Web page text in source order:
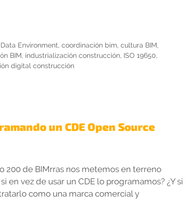
Environment, coordinación bim, cultura BIM,
BIM, industrialización construcción, ISO 19650,
digital construcción
un CDE Open Source
200 de BIMrras nos metemos en terreno
en vez de usar un CDE lo programamos? ¿Y si
como una marca comercial y